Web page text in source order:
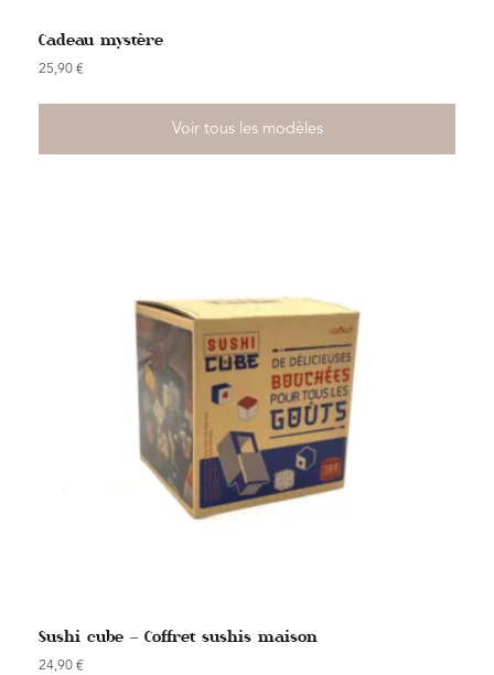
Cadeau mystère
25,90 €
Voir tous les modèles
Sushi cube – Coffret sushis maison
24,90 €